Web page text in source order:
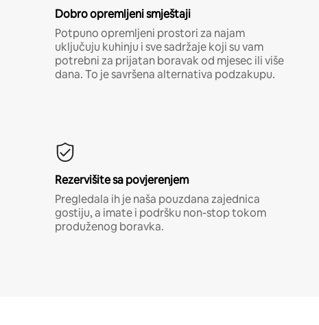
Dobro opremljeni smještaji
Potpuno opremljeni prostori za najam
uključuju kuhinju i sve sadržaje koji su vam
potrebni za prijatan boravak od mjesec ili više
dana. To je savršena alternativa podzakupu.
Rezervišite sa povjerenjem
Pregledala ih je naša pouzdana zajednica
gostiju, a imate i podršku non-stop tokom
produženog boravka.